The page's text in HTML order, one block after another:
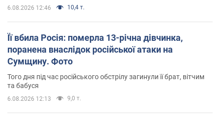
6.08.2026 12:46 10,4 т.
Її вбила Росія: померла 13-річна дівчинка,
поранена внаслідок російської атаки на
Сумщину. Фото
Того дня під час російського обстрілу загинули її брат, вітчим
та бабуся
6.08.2026 12:13 9,0 т.